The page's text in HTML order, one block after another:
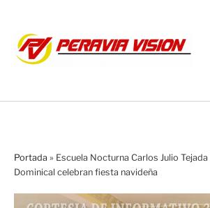
Portada » Escuela Nocturna Carlos Julio
Dominical celebran fiesta navideña